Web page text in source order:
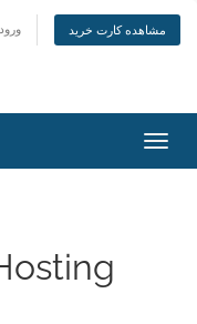
ورود مشاهده کارت خرید
تغییر